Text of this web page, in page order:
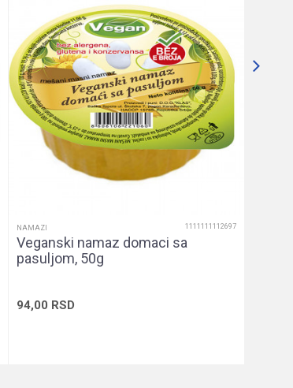
NAMAZI 1111111112697
Veganski namaz domaci sa
pasuljom, 50g
94,00 RSD